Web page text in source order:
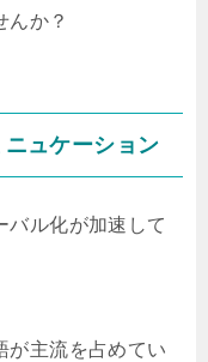
んか？
ュケーション
バル化が加速して
が主流を占めてい